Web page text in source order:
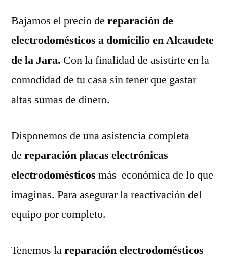
Bajamos el precio de reparación de
electrodomésticos a domicilio en Alcaudete
de la Jara. Con la finalidad de asistirte en la
comodidad de tu casa sin tener que gastar
altas sumas de dinero.
Disponemos de una asistencia completa
de reparación placas electrónicas
electrodomésticos más económica de lo que
imaginas. Para asegurar la reactivación del
equipo por completo.
Tenemos lareparación electrodomésticos